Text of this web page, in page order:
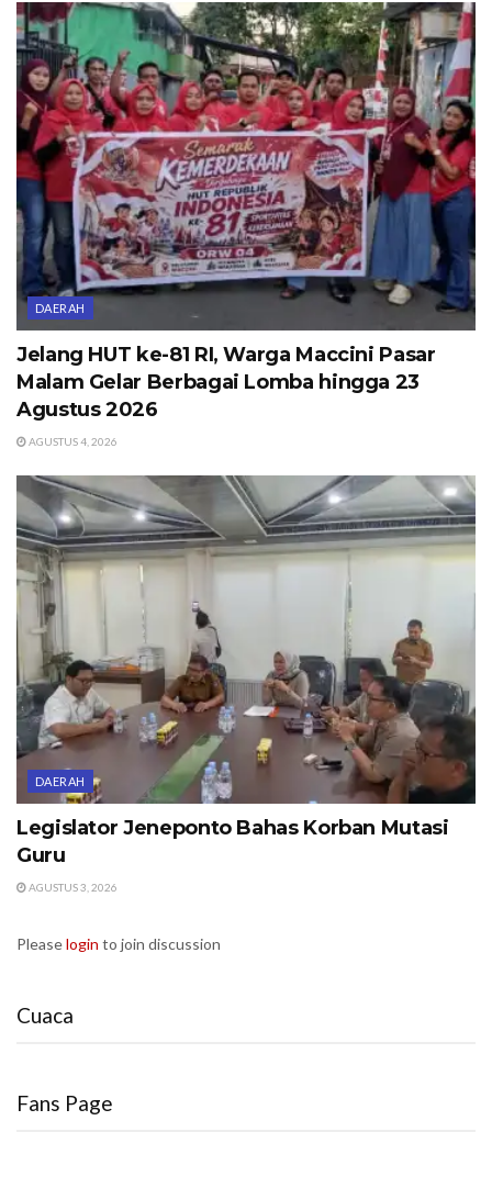
DAERAH
Jelang HUT ke-81 RI, Warga Maccini Pasar
Malam Gelar Berbagai Lomba hingga 23
Agustus 2026
AGUSTUS 4, 2026
DAERAH
Legislator Jeneponto Bahas Korban Mutasi
Guru
AGUSTUS 3, 2026
Pleaselogin to join discussion
Cuaca
Fans Page